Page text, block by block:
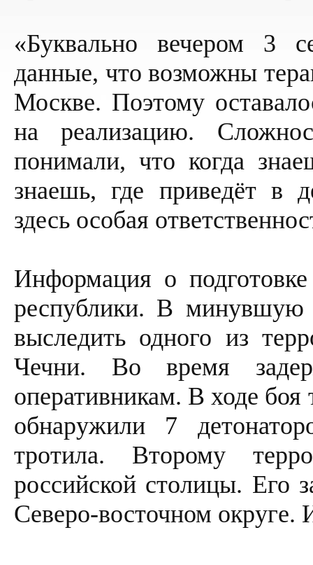
«Буквально вечером 3
данные, что возможны
Москве. Поэтому
на реализацию.
понимали, что когда
знаешь, где приведёт в
здесь особая
Информация о
республики. В минувшую
выследить одного из
Чечни. Во время
оперативникам. В ходе
обнаружили 7
тротила. Второму
российской столицы. Его
Северо-восточном округе.